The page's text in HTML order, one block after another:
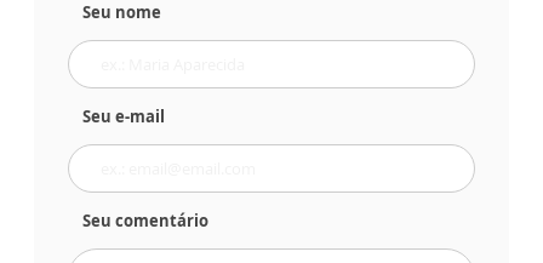
Seu nome
Seu e-mail
Seu comentário